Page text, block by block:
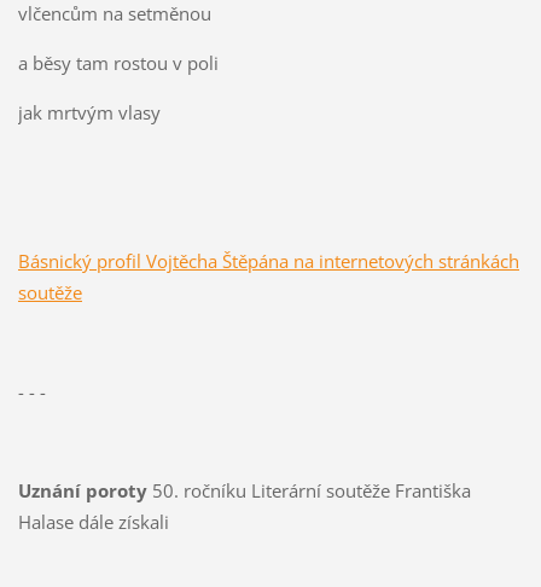
vlčencům na setměnou
a běsy tam rostou v poli
jak mrtvým vlasy
Básnický profil Vojtěcha Štěpána na internetových stránkách
soutěže
- - -
Uznání poroty50. ročníku Literární soutěže Františka
Halase dále získali